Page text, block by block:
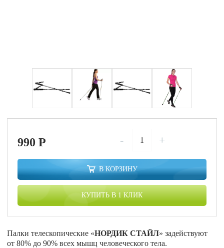
990P - +
В КОРЗИНУ
КУПИТЬ В 1 КЛИК
Палки телескопические «НОРДИК СТАЙЛ» задействуют
от 80% до 90% всех мышц человеческого тела.